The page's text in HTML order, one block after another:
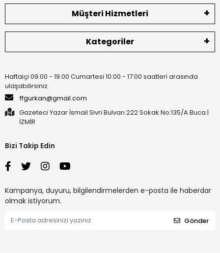
Müşteri Hizmetleri
Kategoriler
Haftaiçi 09:00 - 19:00 Cumartesi 10:00 - 17:00 saatleri arasında
ulaşabilirsiniz.
ffgurkan@gmail.com
Gazeteci Yazar İsmail Sivri Bulvarı 222 Sokak No:135/A Buca |
İZMİR
Bizi Takip Edin
Kampanya, duyuru, bilgilendirmelerden e-posta ile haberdar
olmak istiyorum.
Gönder